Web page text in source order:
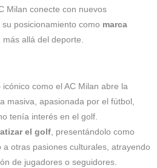
Milan conecte con nuevos
posicionamiento como marca
más allá del deporte.
como el AC Milan abre la
masiva, apasionada por el fútbol,
tenía interés en el golf.
el golf, presentándolo como
a otras pasiones culturales, atrayendo
de jugadores o seguidores.